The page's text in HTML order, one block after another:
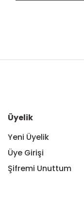
Ürün bilgilerinde
Üyelik
Yeni Üyelik
Üye Girişi
Şifremi Unuttum